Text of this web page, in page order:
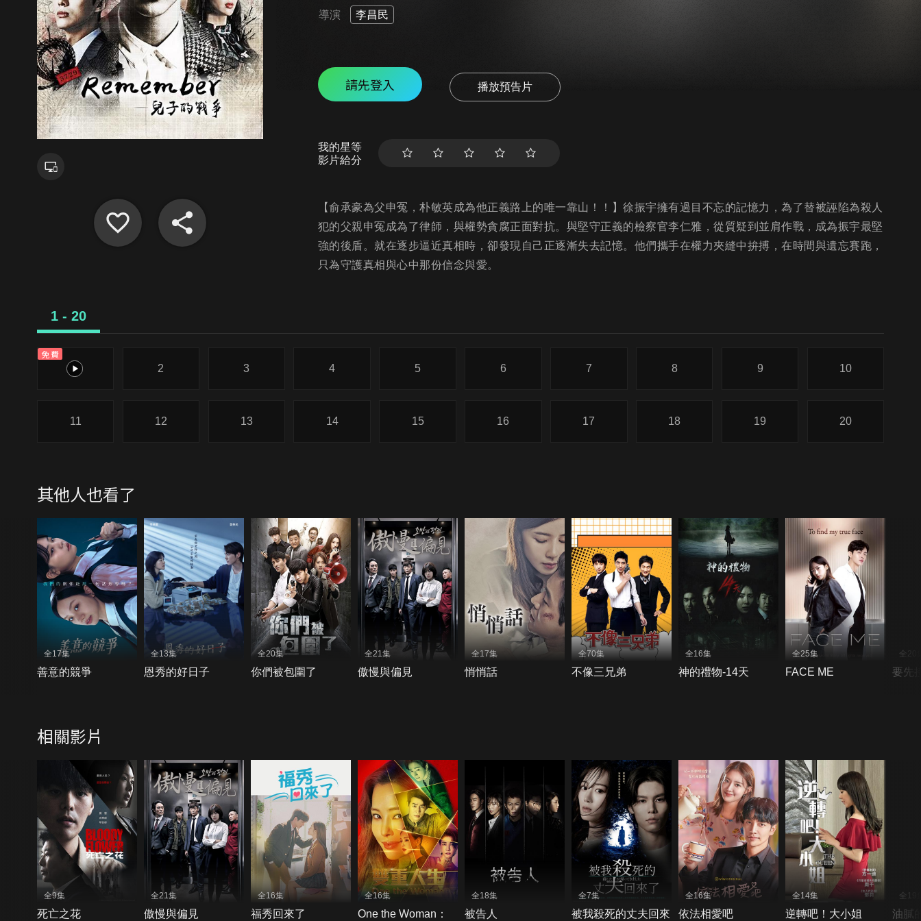
導演 李昌民
請先登入 播放預告片
我的星等
影片給分
【俞承豪為父申冤，朴敏英成為他正義路上的唯一靠山！！】徐振宇擁有過目不忘的記憶力，為了替被誣陷為殺人
犯的父親申冤成為了律師，與權勢貪腐正面對抗。與堅守正義的檢察官李仁雅，從質疑到並肩作戰，成為振宇最堅
強的後盾。就在逐步逼近真相時，卻發現自己正逐漸失去記憶。他們攜手在權力夾縫中拚搏，在時間與遺忘賽跑，
只為守護真相與心中那份信念與愛。
1 - 20
免費
1
2 3 4 5 6 7 8 9 10
11 12 13 14 15 16 17 18 19 20
其他人也看了
全17集
善意的競爭
全13集
恩秀的好日子
全20集
你們被包圍了
全21集
傲慢與偏見
全17集
悄悄話
全70集
不像三兄弟
全16集
神的禮物-14天
全25集
FACE ME
全20
要先
相關影片
全9集
死亡之花
全21集
傲慢與偏見
全16集
福秀回來了
全16集
One the Woman：
全18集
被告人
全7集
被我殺死的丈夫回來
全16集
依法相愛吧
全14集
逆轉吧！大小姐
全19
油膩